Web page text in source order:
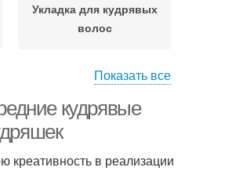
Укладка для кудрявых
волос
Показать все
кудрявые
креативность в реализации